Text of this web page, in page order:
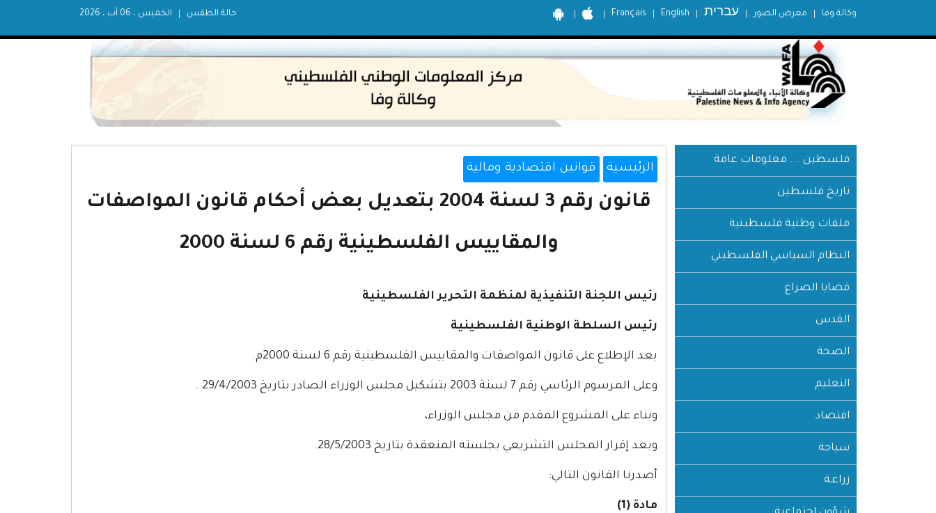
Français English עברית معرض الصور وكالة وفا الخميس ، 06 آب ، 2026 حالة الطقس
فلسطين ... معلومات عامة
تاريخ فلسطين
ملفات وطنية فلسطينية
النظام السياسي الفلسطيني
قضايا الصراع
القدس
الصحة
التعليم
اقتصاد
سياحة
زراعـة
الرئيسية قوانين اقتصادية ومالية
قانون رقم 3 لسنة 2004 بتعديل بعض أحكام قانون المواصفات
والمقاييس الفلسطينية رقم 6 لسنة 2000
رئيس اللجنة التنفيذية لمنظمة التحرير الفلسطينية
رئيس السلطة الوطنية الفلسطينية
بعد الإطلاع على قانون المواصفات والمقاييس الفلسطينية رقم 6 لسنة 2000م.
وعلى المرسوم الرئاسي رقم 7 لسنة 2003 بتشكيل مجلس الوزراء الصادر بتاريخ 29/4/2003 .
وبناء على المشروع المقدم من مجلس الوزراء،
وبعد إقرار المجلس التشريعي بجلسته المنعقدة بتاريخ 28/5/2003.
أصدرنا القانون التالي:
مادة (1)